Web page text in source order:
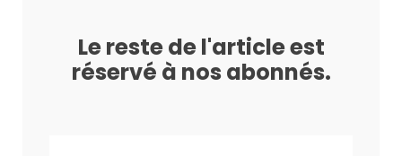
Le reste de l'article est
réservé à nos abonnés.